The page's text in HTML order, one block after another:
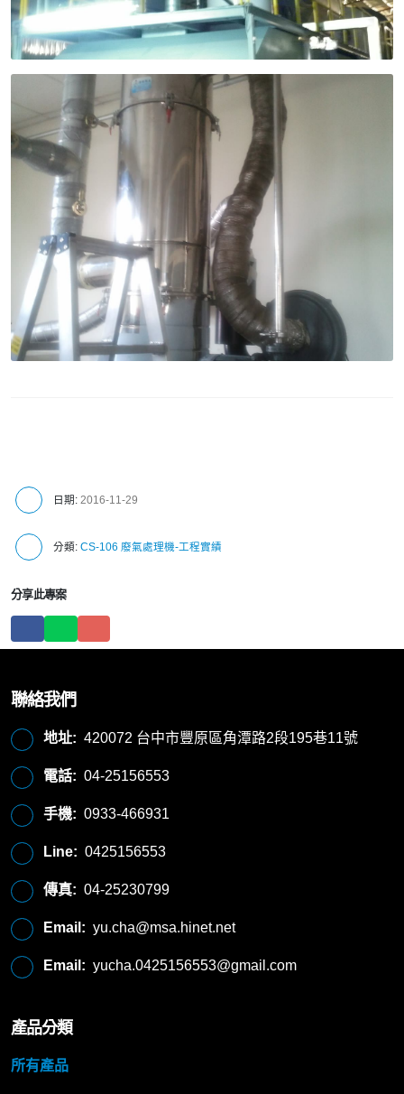
日期: 2016-11-29
分類: CS-106 廢氣處理機-工程實績
分享此專案
聯絡我們
地址: 420072 台中市豐原區角潭路2段195巷11號
電話: 04-25156553
手機: 0933-466931
Line: 0425156553
傳真: 04-25230799
Email: yu.cha@msa.hinet.net
Email: yucha.0425156553@gmail.com
產品分類
所有產品